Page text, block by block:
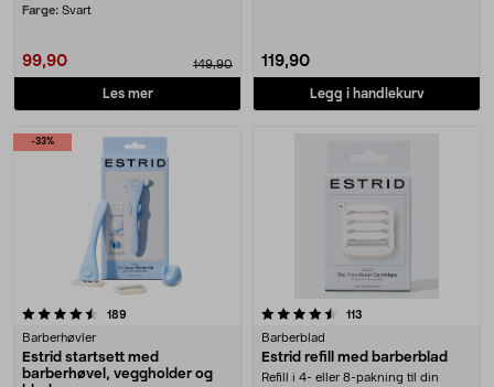
Farge: Svart
99,90 149,90
Les mer
119,90
Legg i handlekurv
-33%
189
Barberhøvler
Estrid startsett med
barberhøvel, veggholder og
4.5 av 5 stjerner 113
Barberblad
Estrid refill med barberblad
Refill i 4- eller 8-pakning til din